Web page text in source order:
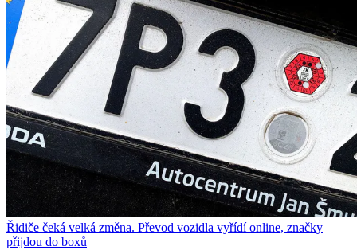
Řidiče čeká velká změna. Převod vozidla vyřídí online, značky
přijdou do boxů